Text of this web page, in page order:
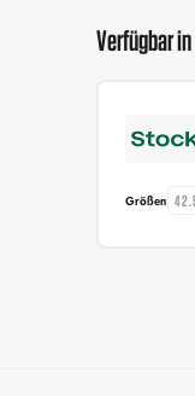
Verfügbar
Größen